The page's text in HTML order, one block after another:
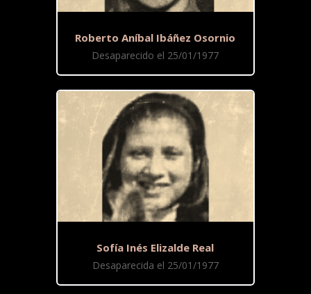
Roberto Aníbal Ibáñez Osornio
Desaparecido el 25/01/1977
Sofía Inés Elizalde Real
Desaparecida el 25/01/1977